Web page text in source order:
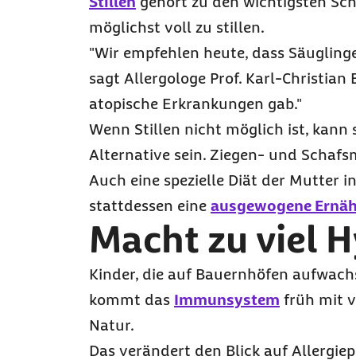
möglichst voll zu stillen.
"Wir empfehlen heute, dass
sagt Allergologe Prof. Karl-Christian
atopische Erkrankungen gab."
Wenn Stillen nicht möglich ist, kann
Alternative sein. Ziegen- und
Auch eine spezielle Diät der Mutter
stattdessen eine ausgewogene
Macht zu viel
Kinder, die auf Bauernhöfen
kommt das Immunsystem früh mit
Natur.
Das verändert den Blick auf